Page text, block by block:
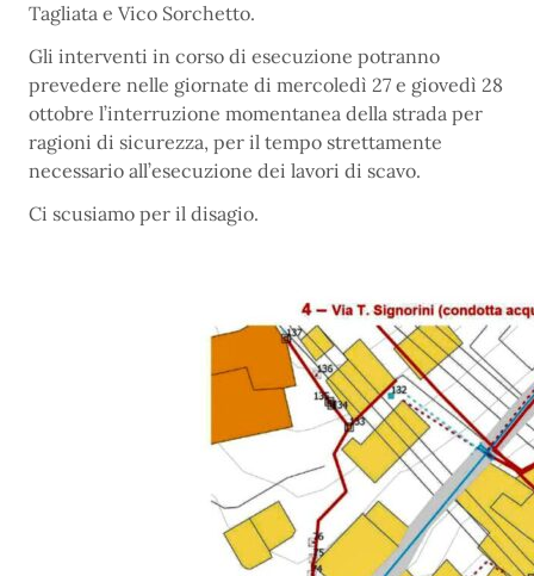
Tagliata e Vico Sorchetto.
Gli interventi in corso di esecuzione potranno
prevedere nelle giornate di mercoledì 27 e giovedì 28
ottobre l’interruzione momentanea della strada per
ragioni di sicurezza, per il tempo strettamente
necessario all’esecuzione dei lavori di scavo.
Ci scusiamo per il disagio.